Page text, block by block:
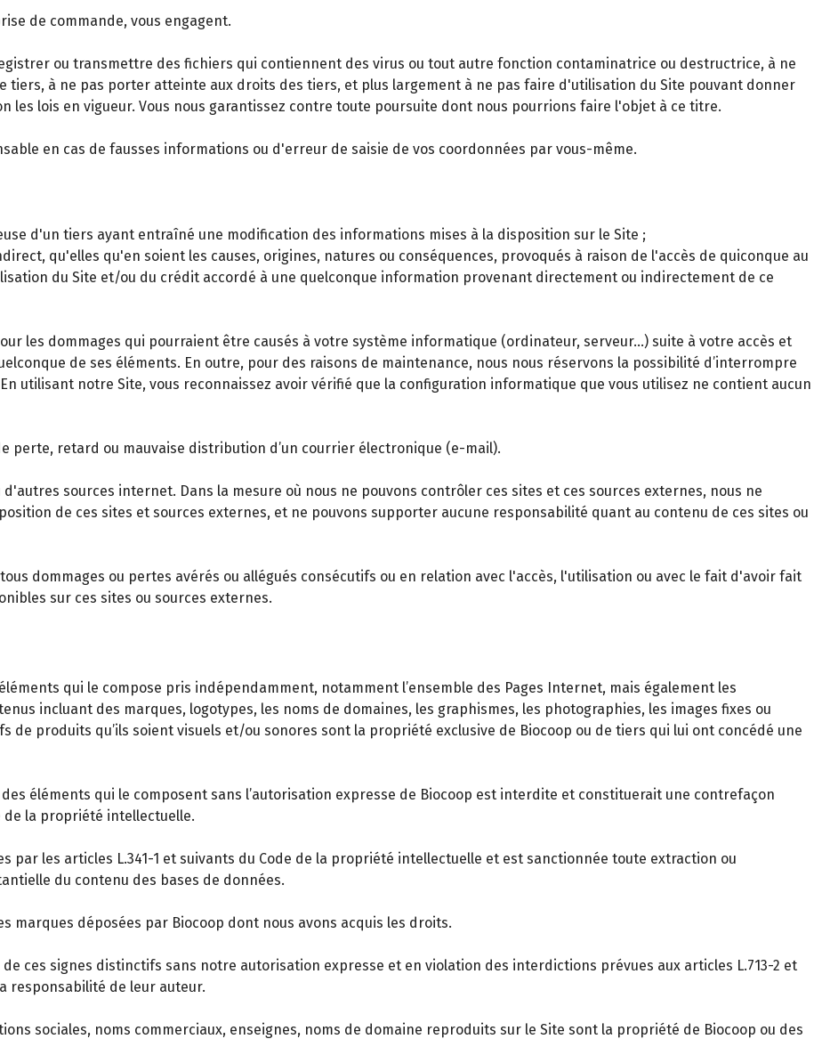
de commande, vous engagent.
ou transmettre des fichiers qui contiennent des virus ou tout autre fonction contaminatrice ou destructrice, à ne
à ne pas porter atteinte aux droits des tiers, et plus largement à ne pas faire d'utilisation du Site pouvant donner
les lois en vigueur. Vous nous garantissez contre toute poursuite dont nous pourrions faire l'objet à ce titre.
en cas de fausses informations ou d'erreur de saisie de vos coordonnées par vous-même.
d'un tiers ayant entraîné une modification des informations mises à la disposition sur le Site ;
qu'elles qu'en soient les causes, origines, natures ou conséquences, provoqués à raison de l'accès de quiconque au
du Site et/ou du crédit accordé à une quelconque information provenant directement ou indirectement de ce
les dommages qui pourraient être causés à votre système informatique (ordinateur, serveur…) suite à votre accès et
de ses éléments. En outre, pour des raisons de maintenance, nous nous réservons la possibilité d’interrompre
utilisant notre Site, vous reconnaissez avoir vérifié que la configuration informatique que vous utilisez ne contient aucun
perte, retard ou mauvaise distribution d’un courrier électronique (e-mail).
sources internet. Dans la mesure où nous ne pouvons contrôler ces sites et ces sources externes, nous ne
de ces sites et sources externes, et ne pouvons supporter aucune responsabilité quant au contenu de ces sites ou
dommages ou pertes avérés ou allégués consécutifs ou en relation avec l'accès, l'utilisation ou avec le fait d'avoir fait
sur ces sites ou sources externes.
qui le compose pris indépendamment, notamment l’ensemble des Pages Internet, mais également les
incluant des marques, logotypes, les noms de domaines, les graphismes, les photographies, les images fixes ou
de produits qu’ils soient visuels et/ou sonores sont la propriété exclusive de Biocoop ou de tiers qui lui ont concédé une
éléments qui le composent sans l’autorisation expresse de Biocoop est interdite et constituerait une contrefaçon
de la propriété intellectuelle.
par les articles L.341-1 et suivants du Code de la propriété intellectuelle et est sanctionnée toute extraction ou
du contenu des bases de données.
marques déposées par Biocoop dont nous avons acquis les droits.
ces signes distinctifs sans notre autorisation expresse et en violation des interdictions prévues aux articles L.713-2 et
responsabilité de leur auteur.
sociales, noms commerciaux, enseignes, noms de domaine reproduits sur le Site sont la propriété de Biocoop ou des